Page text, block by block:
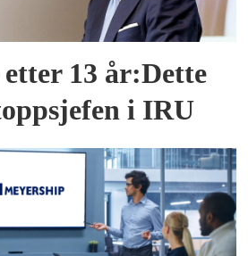
13 år:Dette
i IRU